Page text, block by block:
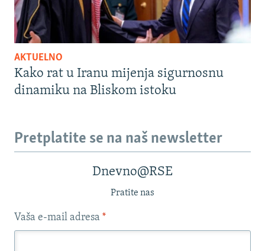
AKTUELNO
Kako rat u Iranu mijenja sigurnosnu
dinamiku na Bliskom istoku
Pretplatite se na naš newsletter
Dnevno@RSE
Pratite nas
Vaša e-mail adresa *